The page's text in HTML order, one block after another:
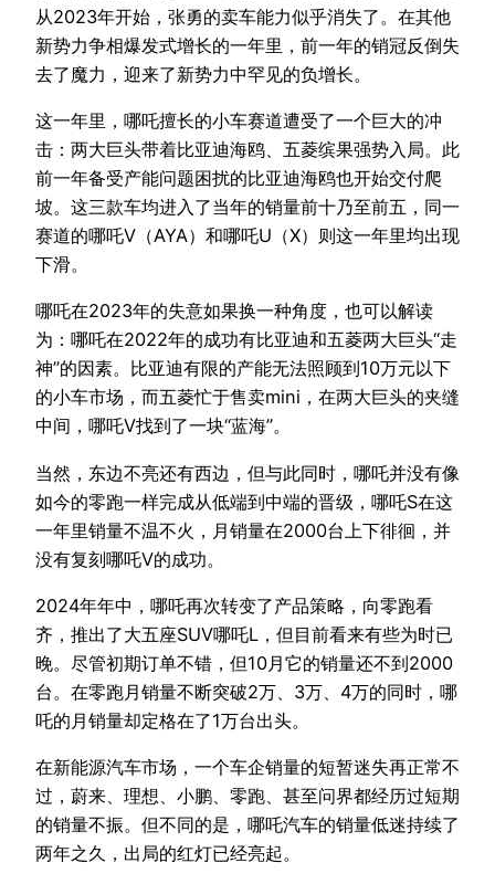
从2023年开始，张勇的卖车能力似乎消失了。在其他
新势力争相爆发式增长的一年里，前一年的销冠反倒失
去了魔力，迎来了新势力中罕见的负增长。
这一年里，哪吒擅长的小车赛道遭受了一个巨大的冲
击：两大巨头带着比亚迪海鸥、五菱缤果强势入局。此
前一年备受产能问题困扰的比亚迪海鸥也开始交付爬
坡。这三款车均进入了当年的销量前十乃至前五，同一
赛道的哪吒V（AYA）和哪吒U（X）则这一年里均出现
下滑。
哪吒在2023年的失意如果换一种角度，也可以解读
为：哪吒在2022年的成功有比亚迪和五菱两大巨头“走
神”的因素。比亚迪有限的产能无法照顾到10万元以下
的小车市场，而五菱忙于售卖mini，在两大巨头的夹缝
中间，哪吒V找到了一块“蓝海”。
当然，东边不亮还有西边，但与此同时，哪吒并没有像
如今的零跑一样完成从低端到中端的晋级，哪吒S在这
一年里销量不温不火，月销量在2000台上下徘徊，并
没有复刻哪吒V的成功。
2024年年中，哪吒再次转变了产品策略，向零跑看
齐，推出了大五座SUV哪吒L，但目前看来有些为时已
晚。尽管初期订单不错，但10月它的销量还不到2000
台。在零跑月销量不断突破2万、3万、4万的同时，哪
吒的月销量却定格在了1万台出头。
在新能源汽车市场，一个车企销量的短暂迷失再正常不
过，蔚来、理想、小鹏、零跑、甚至问界都经历过短期
的销量不振。但不同的是，哪吒汽车的销量低迷持续了
两年之久，出局的红灯已经亮起。